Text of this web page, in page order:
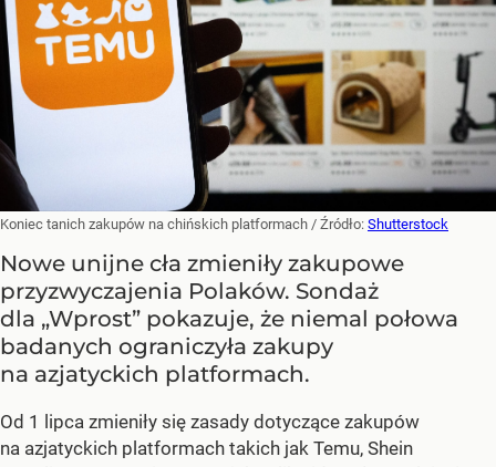
Koniec tanich zakupów na chińskich platformach / Źródło: Shutterstock
Nowe unijne cła zmieniły zakupowe
przyzwyczajenia Polaków. Sondaż
dla „Wprost” pokazuje, że niemal połowa
badanych ograniczyła zakupy
na azjatyckich platformach.
Od 1 lipca zmieniły się zasady dotyczące zakupów
na azjatyckich platformach takich jak Temu, Shein